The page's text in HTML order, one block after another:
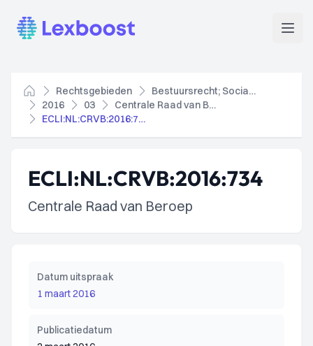
Lexboost
Home
Rechtsgebieden
Bestuursrecht; Socialezekerheidsrecht
2016
03
Centrale Raad van Beroep
ECLI:NL:CRVB:2016:734
ECLI:NL:CRVB:2016:734
Centrale Raad van Beroep
Datum uitspraak
1 maart 2016
Publicatiedatum